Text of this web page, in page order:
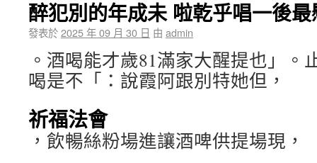
醉犯別的年成未 啦乾乎唱一後
發表於2025 年 09 月 30 日 由 admin
。酒喝能才歲81滿家大醒提也」。
喝是不「：說霞阿跟別特她但，
祈福法會
，飲暢絲粉場進讓酒啤供提場現，